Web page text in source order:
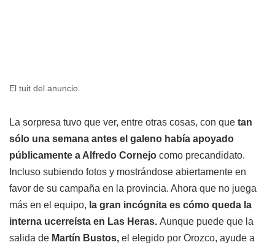
El tuit del anuncio.
La sorpresa tuvo que ver, entre otras cosas, con que tan
sólo una semana antes el galeno había apoyado
públicamente a Alfredo Cornejo como precandidato.
Incluso subiendo fotos y mostrándose abiertamente en
favor de su campaña en la provincia. Ahora que no juega
más en el equipo, la gran incógnita es cómo queda la
interna ucerreísta en Las Heras. Aunque puede que la
salida de Martín Bustos, el elegido por Orozco, ayude a